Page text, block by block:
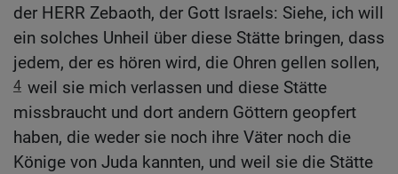
der HERR Zebaoth, der Gott Israels: Siehe, ich will
ein solches Unheil über diese Stätte bringen, dass
jedem, der es hören wird, die Ohren gellen sollen,
4 weil sie mich verlassen und diese Stätte
missbraucht und dort andern Göttern geopfert
haben, die weder sie noch ihre Väter noch die
Könige von Juda kannten, und weil sie die Stätte